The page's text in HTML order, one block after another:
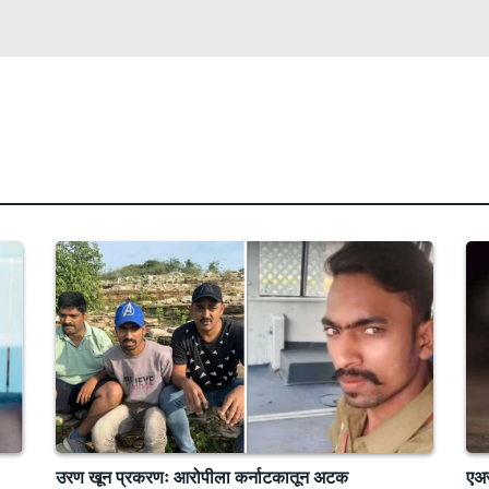
उरण खून प्रकरणः आरोपीला कर्नाटकातून अटक